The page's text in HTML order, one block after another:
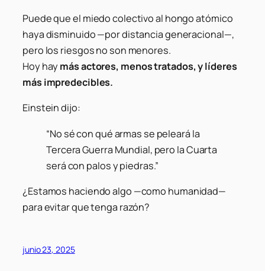
Puede que el miedo colectivo al hongo atómico
haya disminuido —por distancia generacional—,
pero los riesgos no son menores.
Hoy haymás actores, menos tratados, y líderes
más impredecibles.
Einstein dijo:
“No sé con qué armas se peleará la
Tercera Guerra Mundial, pero la Cuarta
será con palos y piedras.”
¿Estamos haciendo algo —como humanidad—
para evitar que tenga razón?
junio 23, 2025